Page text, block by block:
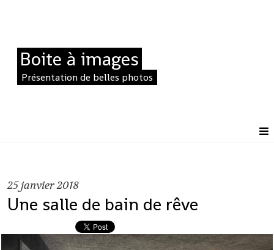
Boite à images
Présentation de belles photos
25janvier 2018
Une salle de bain de rêve